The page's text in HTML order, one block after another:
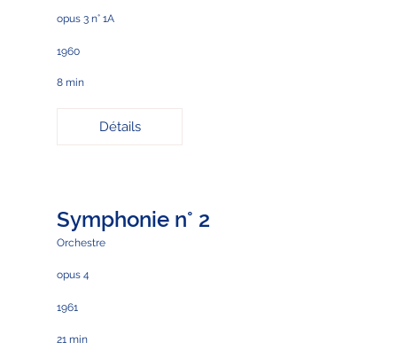
opus 3 n° 1A
1960
8 min
Détails
Symphonie n° 2
Orchestre
opus 4
1961
21 min